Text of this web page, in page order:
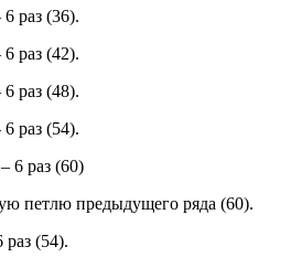
раз (36).
раз (42).
раз (48).
раз (54).
6 раз (60)
петлю предыдущего ряда (60).
раз (54).